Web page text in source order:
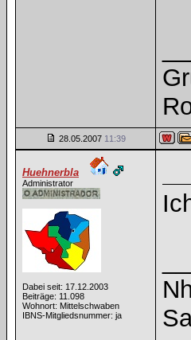
28.05.2007 11:39
Huehnerbla
Administrator
Dabei seit: 17.12.2003
Beiträge: 11.098
Wohnort: Mittelschwaben
IBNS-Mitgliedsnummer: ja